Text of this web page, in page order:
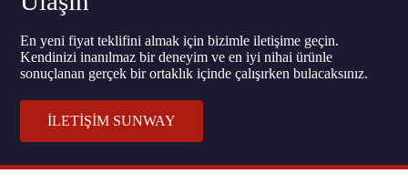
En yeni fiyat teklifini almak için bizimle iletişime geçin.
Kendinizi inanılmaz bir deneyim ve en iyi nihai ürünle
sonuçlanan gerçek bir ortaklık içinde çalışırken bulacaksınız.
İLETİŞİM SUNWAY